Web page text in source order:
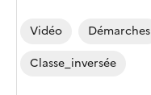
Vidéo Démarches
Classe_inversée